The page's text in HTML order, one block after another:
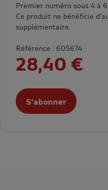
Premier numéro sous 4 à
Ce produit ne bénéficie
supplémentaire.
Référence : 605674
28,40 €
S'abonner